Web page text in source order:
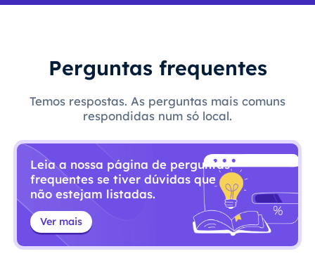
Perguntas frequentes
Temos respostas. As perguntas mais comuns
respondidas num só local.
Leia a nossa página de perguntas
frequentes se tiver dúvidas que
não estejam listadas.
Ver mais